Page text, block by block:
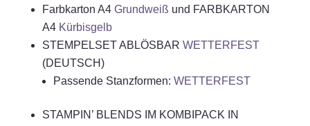
Farbkarton A4 Grundweiß und FARBKARTON
A4 Kürbisgelb
STEMPELSET ABLÖSBAR WETTERFEST
(DEUTSCH)
Passende Stanzformen: WETTERFEST
STAMPIN’ BLENDS IM KOMBIPACK IN